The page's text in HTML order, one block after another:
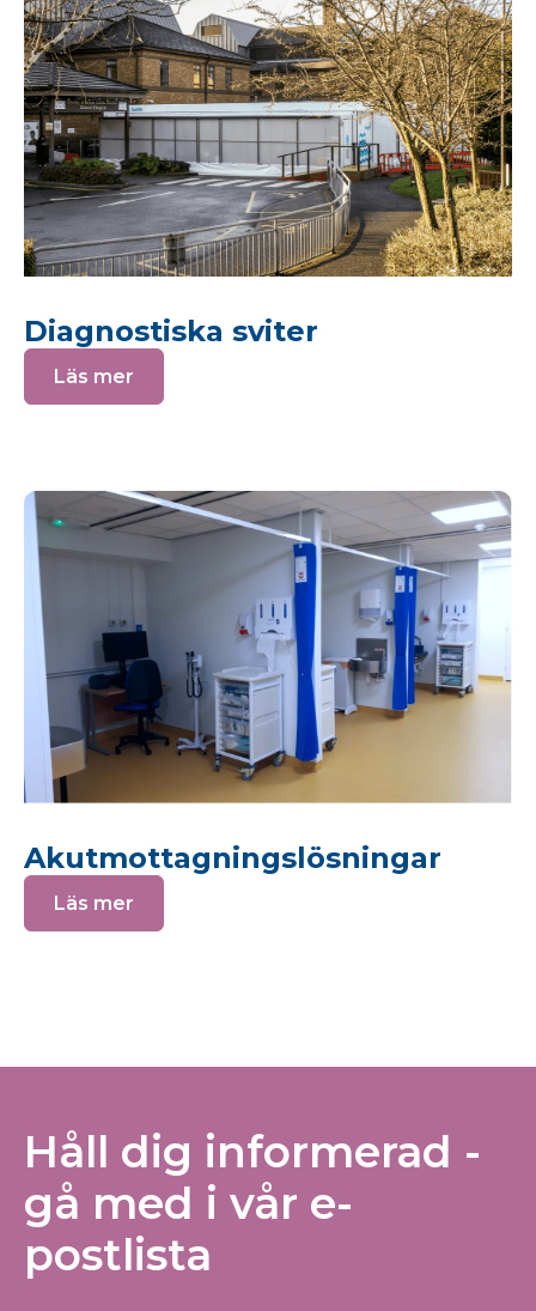
Diagnostiska sviter
Läs mer
Akutmottagningslösningar
Läs mer
Håll dig informerad -
gå med i vår e-
postlista